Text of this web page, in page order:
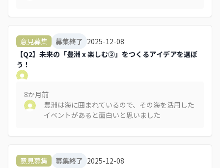
意見募集 募集終了 2025-12-08
【Q2】未来の「豊洲 x 楽しむ②」をつくるアイデアを選ぼ
う！
8か月前
豊洲は海に囲まれているので、その海を活用した
イベントがあると面白いと思いました
意見募集 募集終了 2025-12-08